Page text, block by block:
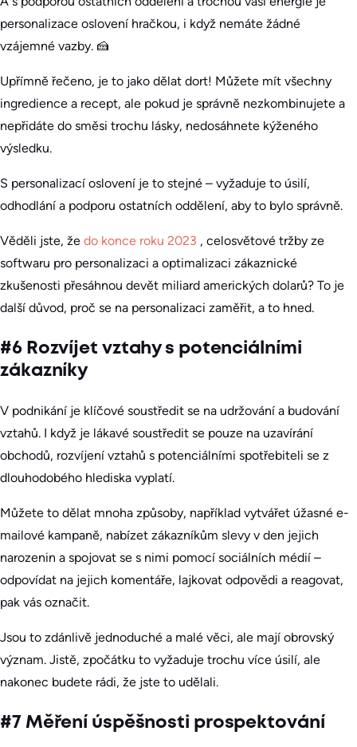
personalizace oslovení hračkou, i když nemáte žádné
vzájemné vazby. 🍰
Upřímně řečeno, je to jako dělat dort! Můžete mít všechny
ingredience a recept, ale pokud je správně nezkombinujete a
nepřidáte do směsi trochu lásky, nedosáhnete kýženého
výsledku.
S personalizací oslovení je to stejné – vyžaduje to úsilí,
odhodlání a podporu ostatních oddělení, aby to bylo správně.
Věděli jste, že do konce roku 2023 , celosvětové tržby ze
softwaru pro personalizaci a optimalizaci zákaznické
zkušenosti přesáhnou devět miliard amerických dolarů? To je
další důvod, proč se na personalizaci zaměřit, a to hned.
#6 Rozvíjet vztahy s potenciálními
zákazníky
V podnikání je klíčové soustředit se na udržování a budování
vztahů. I když je lákavé soustředit se pouze na uzavírání
obchodů, rozvíjení vztahů s potenciálními spotřebiteli se z
dlouhodobého hlediska vyplatí.
Můžete to dělat mnoha způsoby, například vytvářet úžasné e-
mailové kampaně, nabízet zákazníkům slevy v den jejich
narozenin a spojovat se s nimi pomocí sociálních médií –
odpovídat na jejich komentáře, lajkovat odpovědi a reagovat,
pak vás označit.
Jsou to zdánlivě jednoduché a malé věci, ale mají obrovský
význam. Jistě, zpočátku to vyžaduje trochu více úsilí, ale
nakonec budete rádi, že jste to udělali.
#7 Měření úspěšnosti prospektování